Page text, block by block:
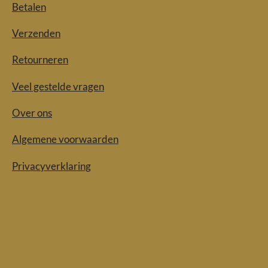
Betalen
Verzenden
Retourneren
Veel gestelde vragen
Over ons
Algemene voorwaarden
Privacyverklaring